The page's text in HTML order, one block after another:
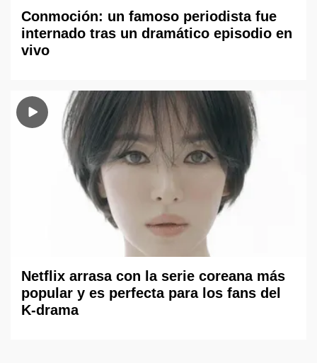
Conmoción: un famoso periodista fue
internado tras un dramático episodio en
vivo
Netflix arrasa con la serie coreana más
popular y es perfecta para los fans del
K-drama